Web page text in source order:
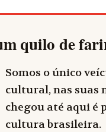
quilo de
Somos o único
cultural, nas suas
chegou até aqui é
cultura brasileira.